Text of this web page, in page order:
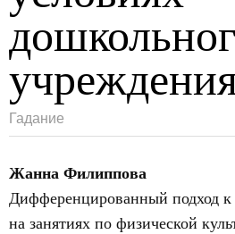
Гадание
Жанна Филиппова
Дифференцированный подход к
на занятиях по физической